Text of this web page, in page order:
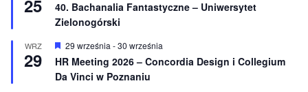
n
e
25
r
ó
n
i
o
n
40. Bachanalia Fantastyczne – Uniwersytet
Zielonogórski
WRZ
29
W
y
r
ó
29 września -30 września
HR Meeting 2026 – Concordia Design i Collegium
Da Vinci w Poznaniu